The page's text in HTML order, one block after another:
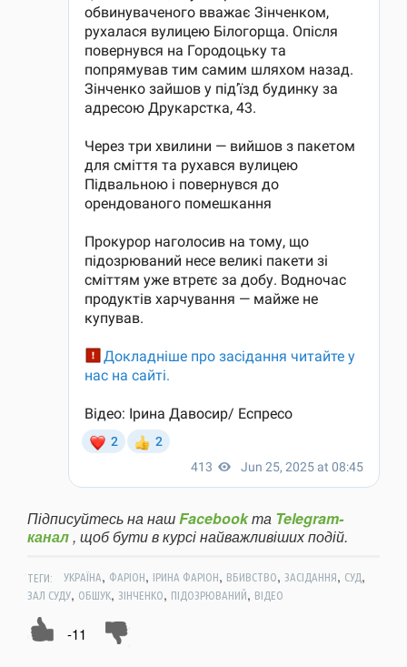
Підписуйтесь на нашFacebookта Telegram-
канал, щоб бути в курсі найважливіших подій.
ТЕГИ: УКРАЇНА, ФАРІОН, ІРИНА ФАРІОН, ВБИВСТВО, ЗАСІДАННЯ, СУД,
ЗАЛ СУДУ, ОБШУК, ЗІНЧЕНКО, ПІДОЗРЮВАНИЙ, ВІДЕО
-11